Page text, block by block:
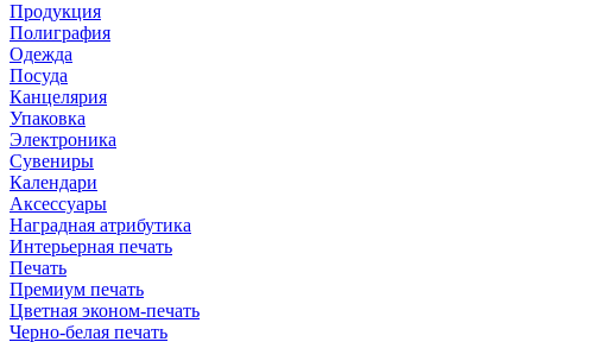
Продукция
Полиграфия
Одежда
Посуда
Канцелярия
Упаковка
Электроника
Сувениры
Календари
Аксессуары
Наградная атрибутика
Интерьерная печать
Печать
Премиум печать
Цветная эконом-печать
Черно-белая печать